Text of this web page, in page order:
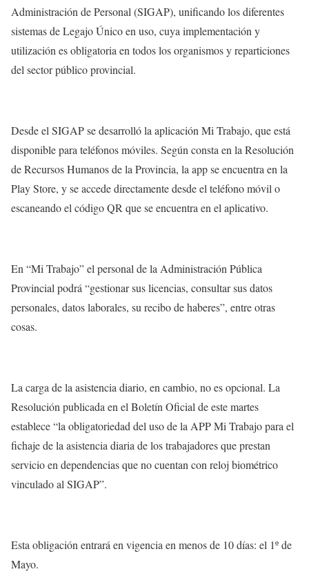
Administración de Personal (SIGAP), unificando los diferentes
sistemas de Legajo Único en uso, cuya implementación y
utilización es obligatoria en todos los organismos y reparticiones
del sector público provincial.
Desde el SIGAP se desarrolló la aplicación Mi Trabajo, que está
disponible para teléfonos móviles. Según consta en la Resolución
de Recursos Humanos de la Provincia, la app se encuentra en la
Play Store, y se accede directamente desde el teléfono móvil o
escaneando el código QR que se encuentra en el aplicativo.
En “Mi Trabajo” el personal de la Administración Pública
Provincial podrá “gestionar sus licencias, consultar sus datos
personales, datos laborales, su recibo de haberes”, entre otras
cosas.
La carga de la asistencia diario, en cambio, no es opcional. La
Resolución publicada en el Boletín Oficial de este martes
establece “la obligatoriedad del uso de la APP Mi Trabajo para el
fichaje de la asistencia diaria de los trabajadores que prestan
servicio en dependencias que no cuentan con reloj biométrico
vinculado al SIGAP”.
Esta obligación entrará en vigencia en menos de 10 días: el 1º de
Mayo.